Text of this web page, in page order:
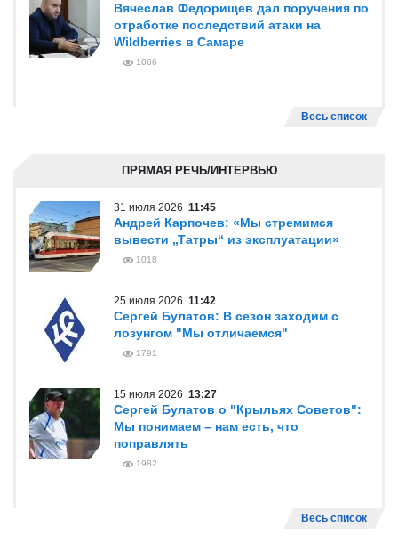
Вячеслав Федорищев дал поручения по
отработке последствий атаки на
Wildberries в Самаре
1066
Весь список
ПРЯМАЯ РЕЧЬ/ИНТЕРВЬЮ
31 июля 2026 11:45
Андрей Карпочев: «Мы стремимся
вывести „Татры“ из эксплуатации»
1018
25 июля 2026 11:42
Сергей Булатов: В сезон заходим с
лозунгом "Мы отличаемся"
1791
15 июля 2026 13:27
Сергей Булатов о "Крыльях Советов":
Мы понимаем – нам есть, что
поправлять
1982
Весь список